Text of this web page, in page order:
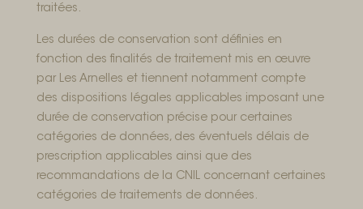
traitées.
Les durées de conservation sont définies en
fonction des finalités de traitement mis en œuvre
par Les Arnelles et tiennent notamment compte
des dispositions légales applicables imposant une
durée de conservation précise pour certaines
catégories de données, des éventuels délais de
prescription applicables ainsi que des
recommandations de la CNIL concernant certaines
catégories de traitements de données.